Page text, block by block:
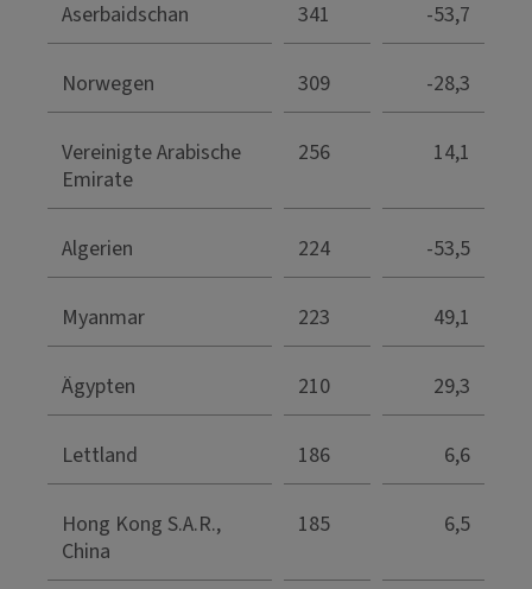
Aserbaidschan 341 -53,7
Norwegen 309 -28,3
Vereinigte Arabische
Emirate
256 14,1
Algerien 224 -53,5
Myanmar 223 49,1
Ägypten 210 29,3
Lettland 186 6,6
Hong Kong S.A.R.,
China
185 6,5